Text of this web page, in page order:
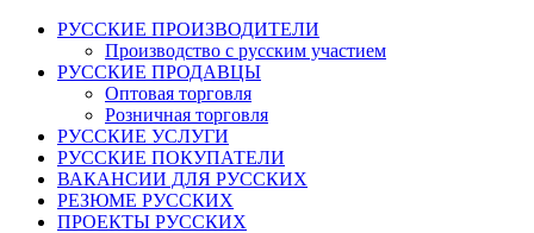
РУССКИЕ ПРОИЗВОДИТЕЛИ
Производство с русским участием
РУССКИЕ ПРОДАВЦЫ
Оптовая торговля
Розничная торговля
РУССКИЕ УСЛУГИ
РУССКИЕ ПОКУПАТЕЛИ
ВАКАНСИИ ДЛЯ РУССКИХ
РЕЗЮМЕ РУССКИХ
ПРОЕКТЫ РУССКИХ